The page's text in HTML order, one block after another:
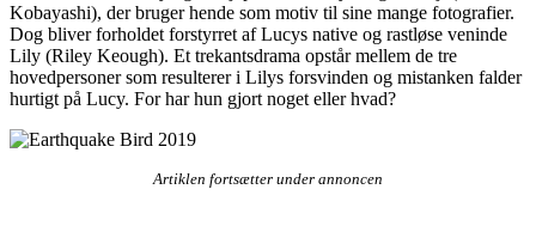
Kobayashi), der bruger hende som motiv til sine mange fotografier.
Dog bliver forholdet forstyrret af Lucys native og rastløse veninde
Lily (Riley Keough). Et trekantsdrama opstår mellem de tre
hovedpersoner som resulterer i Lilys forsvinden og mistanken falder
hurtigt på Lucy. For har hun gjort noget eller hvad?
Artiklen fortsætter under annoncen